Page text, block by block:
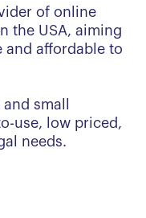
of online
the USA, aiming
and affordable to
small
use, low priced,
needs.